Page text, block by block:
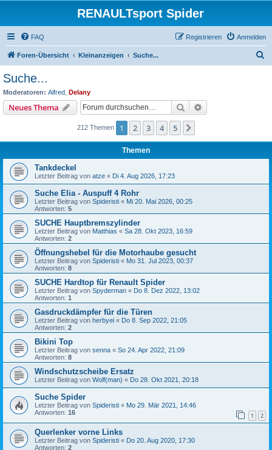
RENAULTsport Spider
FAQ Anmelden
Registrieren
Foren-Übersicht Kleinanzeigen Suche...
Suche...
Moderatoren: Alfred Delany
Neues Thema Suche
212 Themen 1 2 3 4 5
Themen
Tankdeckel
Letzter Beitrag von atze « Di 4. Aug 2026, 17:23
Suche Elia - Auspuff 4 Rohr
Letzter Beitrag von Spideristi « Mi 20. Mai 2026, 00:25
Antworten: 5
SUCHE Hauptbremszylinder
Letzter Beitrag von Matthias « Sa 28. Okt 2023, 16:59
Antworten: 2
Öffnungshebel für die Motorhaube gesucht
Letzter Beitrag von Spideristi « Mo 31. Jul 2023, 00:37
Antworten: 8
SUCHE Hardtop für Renault Spider
Letzter Beitrag von Spyderman « Do 8. Dez 2022, 13:02
Antworten: 1
Gasdruckdämpfer für die Türen
Letzter Beitrag von herbyei « Do 8. Sep 2022, 21:05
Antworten: 2
Bikini Top
Letzter Beitrag von senna « So 24. Apr 2022, 21:09
Antworten: 8
Windschutzscheibe Ersatz
Letzter Beitrag von Wolf(man) « Do 28. Okt 2021, 20:18
Suche Spider
Letzter Beitrag von Spideristi « Mo 29. Mär 2021, 14:46
Antworten: 16 1 2
Querlenker vorne Links
Letzter Beitrag von Spideristi « Do 20. Aug 2020, 17:30
Antworten: 2